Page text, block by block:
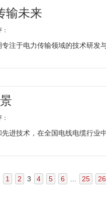
输未来
注于电力传输领域的技术研发
进技术，在全国电线电缆行业
1 2 3 4 5 6 25 26